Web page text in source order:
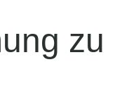
Fit
zu